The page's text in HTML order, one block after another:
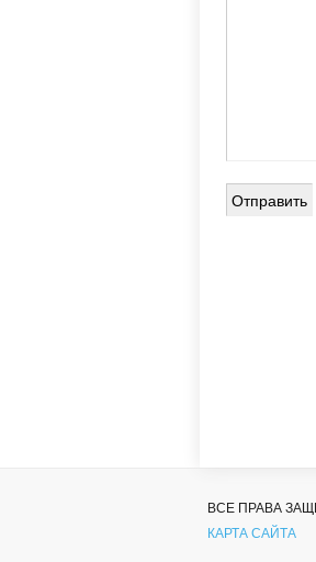
ВСЕ ПРАВА
КАРТА САЙТА